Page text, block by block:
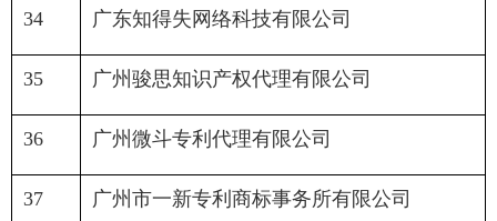
34 广东知得失网络科技有限公司
35 广州骏思知识产权代理有限公司
36 广州微斗专利代理有限公司
37 广州市一新专利商标事务所有限公司